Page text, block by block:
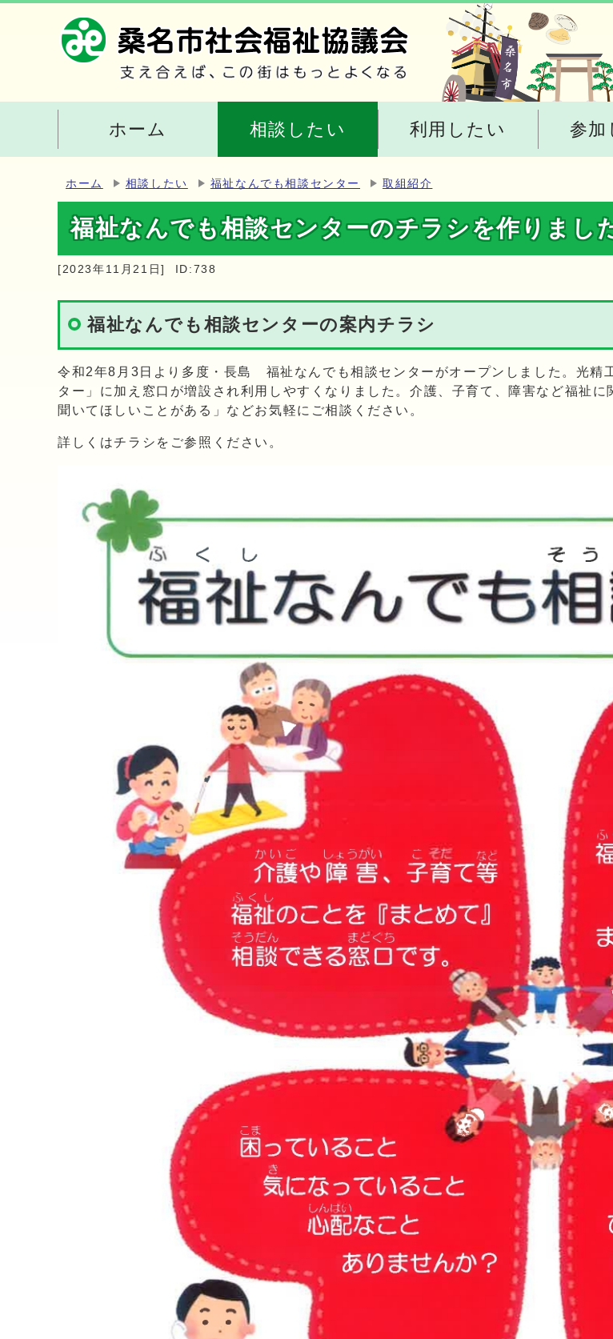
ホーム 相談したい 利用したい 参加
ホーム 相談したい 福祉なんでも相談センター 取組紹介
福祉なんでも相談センターのチラシを作りまし
[2023年11月21日] ID:738
福祉なんでも相談センターの案内チラシ
令和2年8月3日より多度・長島 福祉なんでも相談センターがオープンしました。光精
ター」に加え窓口が増設され利用しやすくなりました。介護、子育て、障害など福祉
聞いてほしいことがある」などお気軽にご相談ください。
詳しくはチラシをご参照ください。